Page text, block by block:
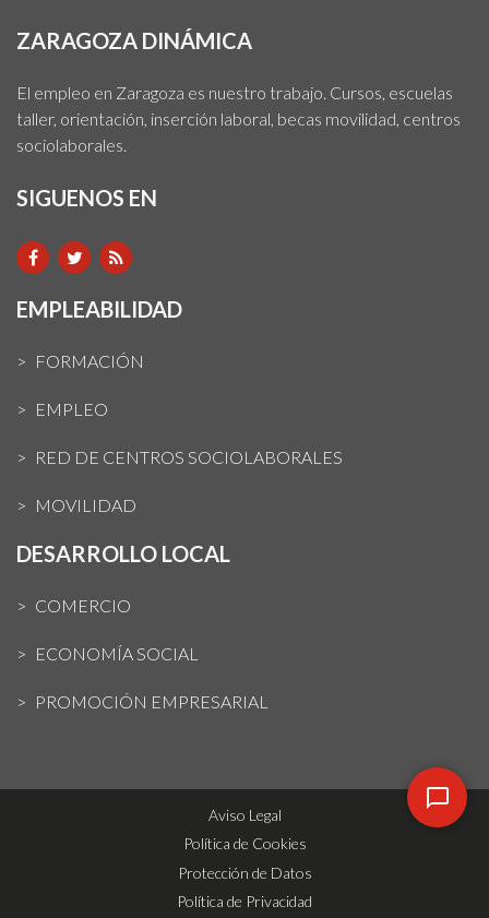
ZARAGOZA DINÁMICA
El empleo en Zaragoza es nuestro trabajo. Cursos, escuelas
taller, orientación, inserción laboral, becas movilidad, centros
sociolaborales.
SIGUENOS EN
EMPLEABILIDAD
FORMACIÓN
EMPLEO
RED DE CENTROS SOCIOLABORALES
MOVILIDAD
DESARROLLO LOCAL
COMERCIO
ECONOMÍA SOCIAL
PROMOCIÓN EMPRESARIAL
Aviso Legal
Política de Cookies
Protección de Datos
Política de Privacidad